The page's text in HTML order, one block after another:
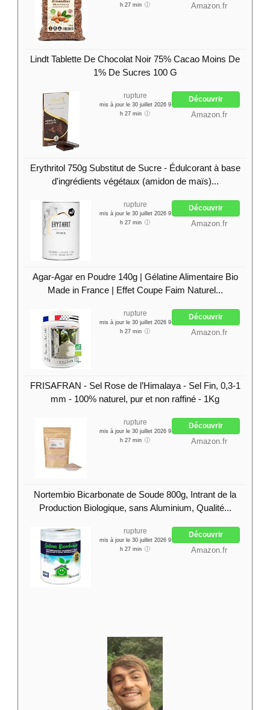
h 27 min
Amazon.fr
Lindt Tablette De Chocolat Noir 75% Cacao Moins De
1% De Sucres 100 G
rupture
mis à jour le 30 juillet 2026 9
h 27 min
Découvrir
Amazon.fr
Erythritol 750g Substitut de Sucre - Édulcorant à base
d'ingrédients végétaux (amidon de maïs)...
rupture
mis à jour le 30 juillet 2026 9
h 27 min
Découvrir
Amazon.fr
Agar-Agar en Poudre 140g | Gélatine Alimentaire Bio
Made in France | Effet Coupe Faim Naturel...
rupture
mis à jour le 30 juillet 2026 9
h 27 min
Découvrir
Amazon.fr
FRISAFRAN - Sel Rose de l’Himalaya - Sel Fin, 0,3-1
mm - 100% naturel, pur et non raffiné - 1Kg
rupture
mis à jour le 30 juillet 2026 9
h 27 min
Découvrir
Amazon.fr
Nortembio Bicarbonate de Soude 800g, Intrant de la
Production Biologique, sans Aluminium, Qualité...
rupture
mis à jour le 30 juillet 2026 9
h 27 min
Découvrir
Amazon.fr